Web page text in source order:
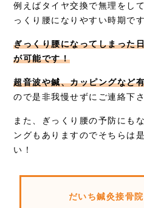
例えばタイヤ交換で無理をし
っくり腰になりやすい時期です
ぎっくり腰になってしまった
が可能です！
超音波や鍼、カッピングなど
ので是非我慢せずにご連絡下さ
また、ぎっくり腰の予防にも
ングもありますのでそちらは
い！
だいち鍼灸接骨